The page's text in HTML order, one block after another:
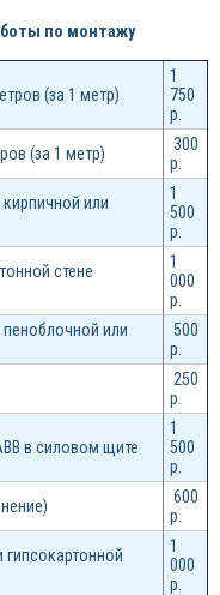
по монтажу
(за 1 метр)
1
750
р.
(за 1 метр)
300
р.
или
1
500
р.
стене
1
000
р.
или
500
р.
250
р.
в силовом щите
1
500
р.
600
р.
1
000
р.